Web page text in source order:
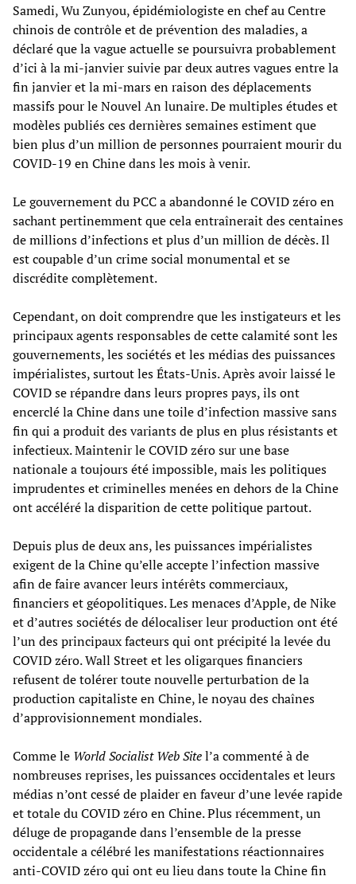
Samedi, Wu Zunyou, épidémiologiste en chef au Centre
chinois de contrôle et de prévention des maladies, a
déclaré que la vague actuelle se poursuivra probablement
d’ici à la mi-janvier suivie par deux autres vagues entre la
fin janvier et la mi-mars en raison des déplacements
massifs pour le Nouvel An lunaire. De multiples études et
modèles publiés ces dernières semaines estiment que
bien plus d’un million de personnes pourraient mourir du
COVID-19 en Chine dans les mois à venir.
Le gouvernement du PCC a abandonné le COVID zéro en
sachant pertinemment que cela entraînerait des centaines
de millions d’infections et plus d’un million de décès. Il
est coupable d’un crime social monumental et se
discrédite complètement.
Cependant, on doit comprendre que les instigateurs et les
principaux agents responsables de cette calamité sont les
gouvernements, les sociétés et les médias des puissances
impérialistes, surtout les États-Unis. Après avoir laissé le
COVID se répandre dans leurs propres pays, ils ont
encerclé la Chine dans une toile d’infection massive sans
fin qui a produit des variants de plus en plus résistants et
infectieux. Maintenir le COVID zéro sur une base
nationale a toujours été impossible, mais les politiques
imprudentes et criminelles menées en dehors de la Chine
ont accéléré la disparition de cette politique partout.
Depuis plus de deux ans, les puissances impérialistes
exigent de la Chine qu’elle accepte l’infection massive
afin de faire avancer leurs intérêts commerciaux,
financiers et géopolitiques. Les menaces d’Apple, de Nike
et d’autres sociétés de délocaliser leur production ont été
l’un des principaux facteurs qui ont précipité la levée du
COVID zéro. Wall Street et les oligarques financiers
refusent de tolérer toute nouvelle perturbation de la
production capitaliste en Chine, le noyau des chaînes
d’approvisionnement mondiales.
Comme le World Socialist Web Sitel’a commenté à de
nombreuses reprises, les puissances occidentales et leurs
médias n’ont cessé de plaider en faveur d’une levée rapide
et totale du COVID zéro en Chine. Plus récemment, un
déluge de propagande dans l’ensemble de la presse
occidentale a célébré les manifestations réactionnaires
anti-COVID zéro qui ont eu lieu dans toute la Chine fin